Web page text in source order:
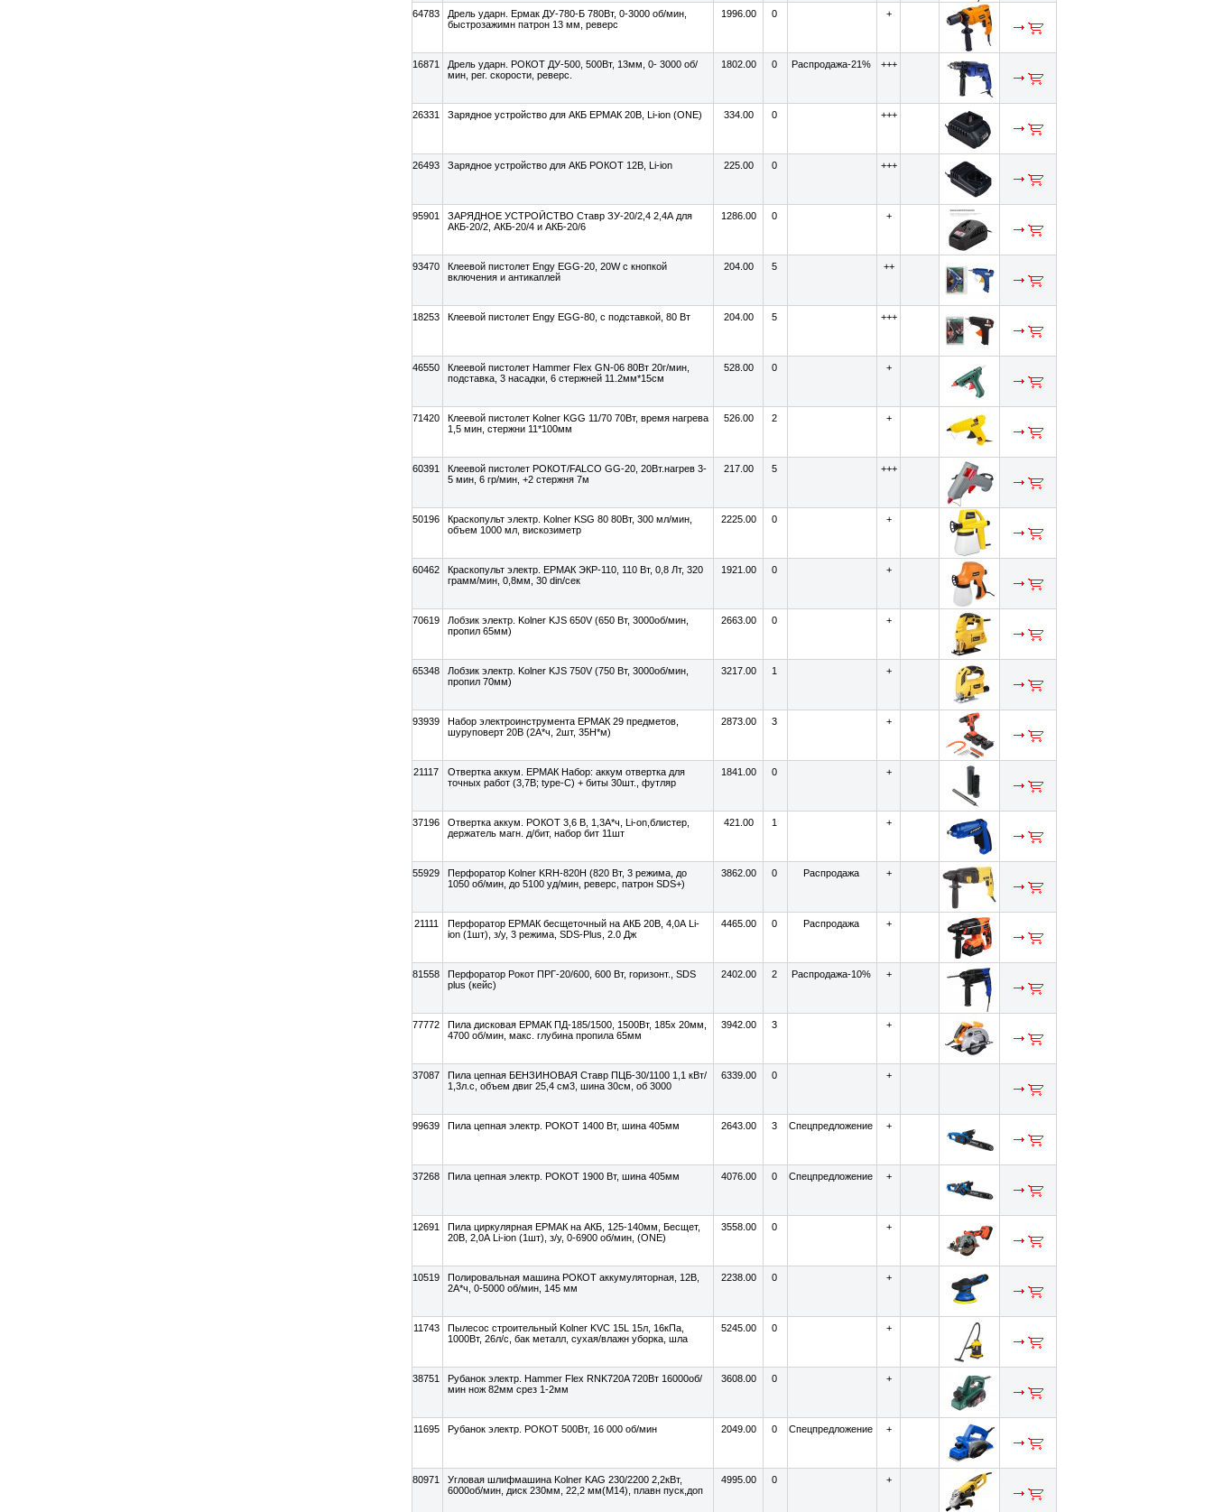
64783
Дрель ударн. Ермак ДУ-780-Б 780Вт, 0-3000 об/мин,
быстрозажимн патрон 13 мм, реверс
1996.00 0 +
16871
Дрель ударн. РОКОТ ДУ-500, 500Вт, 13мм, 0- 3000 об/
мин, рег. скорости, реверс.
1802.00 0 Распродажа-21% +++
26331 Зарядное устройство для АКБ ЕРМАК 20В, Li-ion (ONE) 334.00 0 +++
26493 Зарядное устройство для АКБ РОКОТ 12В, Li-ion 225.00 0 +++
95901
ЗАРЯДНОЕ УСТРОЙСТВО Ставр ЗУ-20/2,4 2,4А для
АКБ-20/2, АКБ-20/4 и АКБ-20/6
1286.00 0 +
93470
Клеевой пистолет Engy EGG-20, 20W с кнопкой
включения и антикаплей
204.00 5 ++
18253 Клеевой пистолет Engy EGG-80, с подставкой, 80 Вт 204.00 5 +++
46550
Клеевой пистолет Hammer Flex GN-06 80Вт 20г/мин,
подставка, 3 насадки, 6 стержней 11.2мм*15см
528.00 0 +
71420
Клеевой пистолет Kolner KGG 11/70 70Вт, время нагрева
1,5 мин, стержни 11*100мм
526.00 2 +
60391
Клеевой пистолет РОКОТ/FALCO GG-20, 20Вт.нагрев 3-
5 мин, 6 гр/мин, +2 стержня 7м
217.00 5 +++
50196
Краскопульт электр. Kolner KSG 80 80Вт, 300 мл/мин,
объем 1000 мл, вискозиметр
2225.00 0 +
60462
Краскопульт электр. ЕРМАК ЭКР-110, 110 Вт, 0,8 Лт, 320
грамм/мин, 0,8мм, 30 din/сек
1921.00 0 +
70619
Лобзик электр. Kolner KJS 650V (650 Вт, 3000об/мин,
пропил 65мм)
2663.00 0 +
65348
Лобзик электр. Kolner KJS 750V (750 Вт, 3000об/мин,
пропил 70мм)
3217.00 1 +
93939
Набор электроинструмента ЕРМАК 29 предметов,
шуруповерт 20В (2А*ч, 2шт, 35Н*м)
2873.00 3 +
21117
Отвертка аккум. ЕРМАК Набор: аккум отвертка для
точных работ (3,7В; type-C) + биты 30шт., футляр
1841.00 0 +
37196
Отвертка аккум. РОКОТ 3,6 В, 1,3А*ч, Li-on,блистер,
держатель магн. д/бит, набор бит 11шт
421.00 1 +
55929
Перфоратор Kolner KRH-820H (820 Вт, 3 режима, до
1050 об/мин, до 5100 уд/мин, реверс, патрон SDS+)
3862.00 0 Распродажа +
21111
Перфоратор ЕРМАК бесщеточный на АКБ 20В, 4,0А Li-
ion (1шт), з/у, 3 режима, SDS-Plus, 2.0 Дж
4465.00 0 Распродажа +
81558
Перфоратор Рокот ПРГ-20/600, 600 Вт, горизонт., SDS
plus (кейс)
2402.00 2 Распродажа-10% +
77772
Пила дисковая ЕРМАК ПД-185/1500, 1500Вт, 185х 20мм,
4700 об/мин, макс. глубина пропила 65мм
3942.00 3 +
37087
Пила цепная БЕНЗИНОВАЯ Ставр ПЦБ-30/1100 1,1 кВт/
1,3л.с, объем двиг 25,4 см3, шина 30см, об 3000
6339.00 0 +
99639 Пила цепная электр. РОКОТ 1400 Вт, шина 405мм 2643.00 3 Спецпредложение +
37268 Пила цепная электр. РОКОТ 1900 Вт, шина 405мм 4076.00 0 Спецпредложение +
12691
Пила циркулярная ЕРМАК на АКБ, 125-140мм, Бесщет,
20В, 2,0А Li-ion (1шт), з/у, 0-6900 об/мин, (ONE)
3558.00 0 +
10519
Полировальная машина РОКОТ аккумуляторная, 12В,
2А*ч, 0-5000 об/мин, 145 мм
2238.00 0 +
11743
Пылесос строительный Kolner KVC 15L 15л, 16кПа,
1000Вт, 26л/с, бак металл, сухая/влажн уборка, шла
5245.00 0 +
38751
Рубанок электр. Hammer Flex RNK720A 720Вт 16000об/
мин нож 82мм срез 1-2мм
3608.00 0 +
11695 Рубанок электр. РОКОТ 500Вт, 16 000 об/мин 2049.00 0 Спецпредложение +
80971
Угловая шлифмашина Kolner KAG 230/2200 2,2кВт,
6000об/мин, диск 230мм, 22,2 мм(М14), плавн пуск,доп
4995.00 0 +